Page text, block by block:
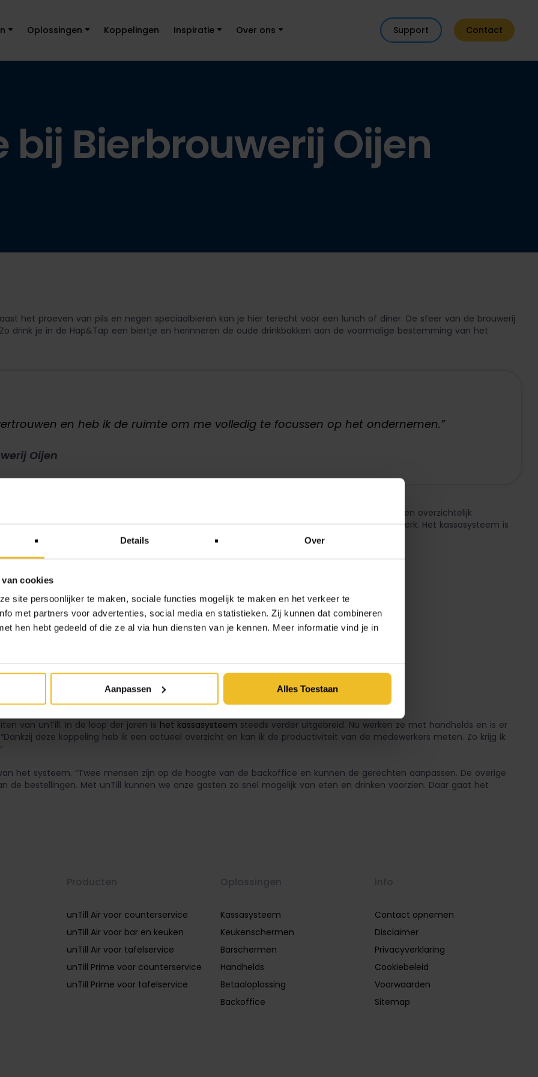
Details Over
cookies
site persoonlijker te maken, sociale functies mogelijk te maken en het verkeer te
met partners voor advertenties, social media en statistieken. Zij kunnen dat combineren
hen hebt gedeeld of die ze al via hun diensten van je kennen. Meer informatie vind je in
Aanpassen Alles Toestaan
Oplossingen Koppelingen Inspiratie Over ons Support Contact
Bierbrouwerij Oijen
het proeven van pils en negen speciaalbieren kan je hier terecht voor een lunch of diner. De sfeer van de brouwerij
drink je in de Hap&Tap een biertje en herinneren de oude drinkbakken aan de voormalige bestemming van het
en heb ik de ruimte om me volledig te focussen op het ondernemen.”
Oijen
duidelijk wat hij wilde toen hij op zoek ging naar een kassaleverancier. Voor hem is een veilig en overzichtelijk
hebben naar de kassa. “unTill is een doeltreffend systeem waarmee ik nu al ruim tien jaar werk. Het kassasysteem is
te ondernemen.”
van unTill. In de loop der jaren is het kassasysteem steeds verder uitgebreid. Nu werken ze met handhelds en is er
deze koppeling heb ik een actueel overzicht en kan ik de productiviteit van de medewerkers meten. Zo krijg ik
het systeem. “Twee mensen zijn op de hoogte van de backoffice en kunnen de gerechten aanpassen. De overige
bestellingen. Met unTill kunnen we onze gasten zo snel mogelijk van eten en drinken voorzien. Daar gaat het
unTill Air voor counterservice
unTill Air voor bar en keuken
unTill Air voor tafelservice
unTill Prime voor counterservice
unTill Prime voor tafelservice
Kassasysteem
Keukenschermen
Barschermen
Handhelds
Betaaloplossing
Backoffice
Contact opnemen
Disclaimer
Privacyverklaring
Cookiebeleid
Voorwaarden
Sitemap